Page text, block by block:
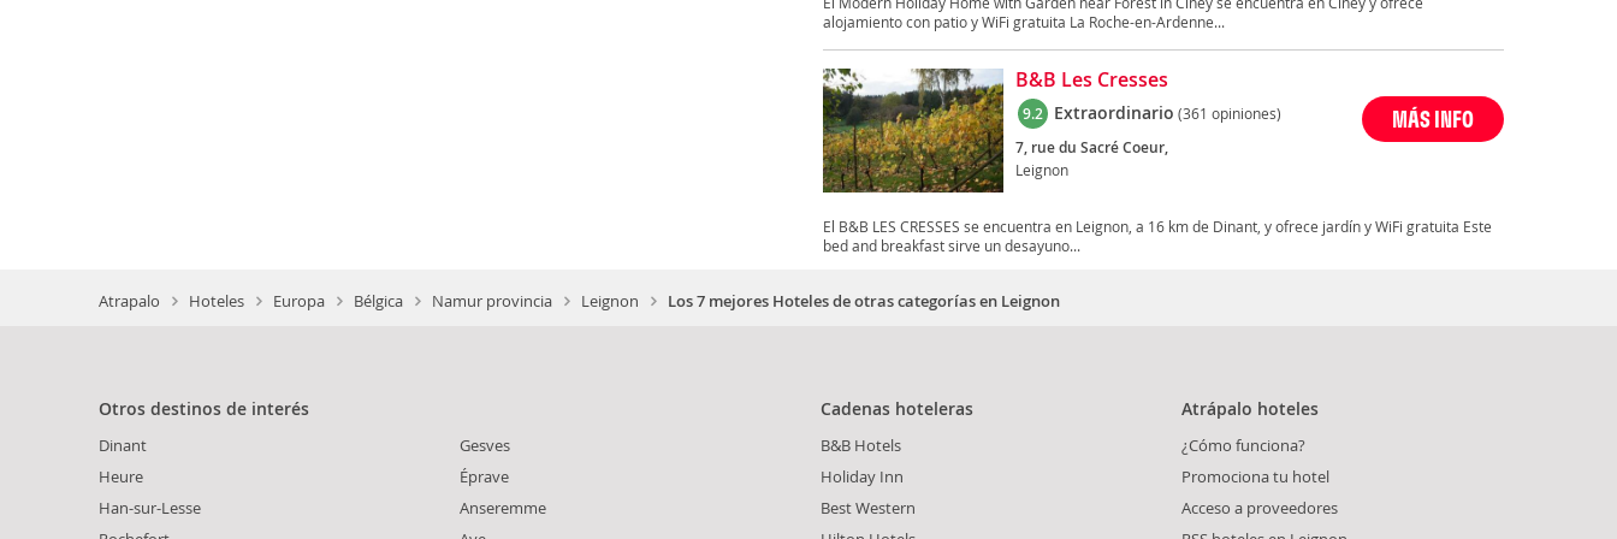
alojamiento con patio y WiFi gratuita La Roche-en-Ardenne...
B&B Les Cresses
9.2 Extraordinario (361 opiniones)
7, rue du Sacré Coeur,
Leignon
MÁS INFO
El B&B LES CRESSES se encuentra en Leignon, a 16 km de Dinant, y ofrece jardín y WiFi gratuita Este
bed and breakfast sirve un desayuno...
Atrapalo Hoteles Europa Bélgica Namur provincia Leignon Los 7 mejores Hoteles de otras categorías en Leignon
Otros destinos de interés
Dinant
Heure
Han-sur-Lesse
Gesves
Éprave
Anseremme
Cadenas hoteleras
B&B Hotels
Holiday Inn
Best Western
Atrápalo hoteles
¿Cómo funciona?
Promociona tu hotel
Acceso a proveedores